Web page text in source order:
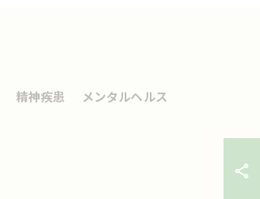
精神疾患
メンタルヘルス